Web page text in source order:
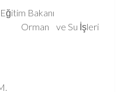
Bakanı
ve Su İşleri